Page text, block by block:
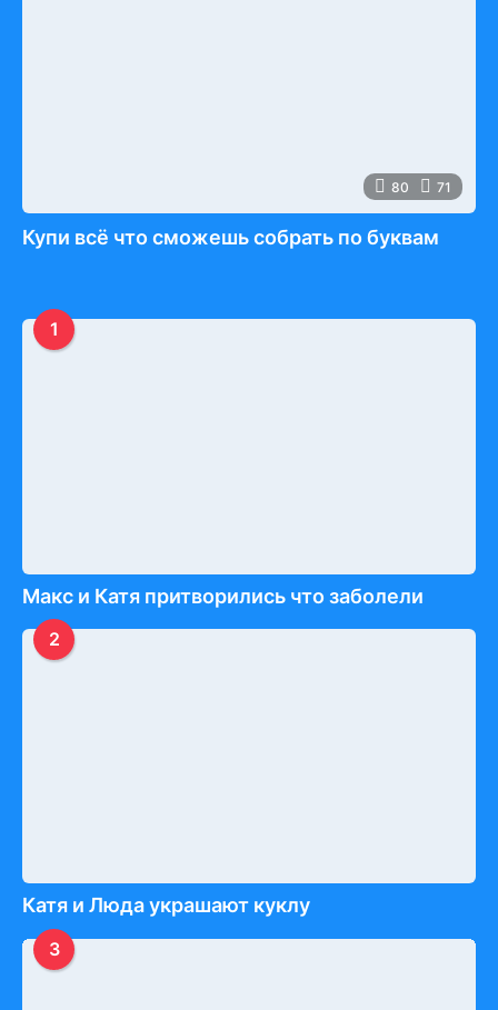
80 71
Купи всё что сможешь собрать по буквам
1
Макс и Катя притворились что заболели
2
Катя и Люда украшают куклу
3